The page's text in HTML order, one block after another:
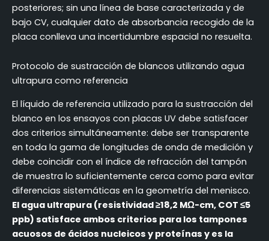
posteriores; sin una línea de base caracterizada y de
bajo CV, cualquier dato de absorbancia recogido de la
placa conlleva una incertidumbre espacial no resuelta.
Protocolo de sustracción de blancos utilizando agua
ultrapura como referencia
El líquido de referencia utilizado para la sustracción del
blanco en los ensayos con placas UV debe satisfacer
dos criterios simultáneamente: debe ser transparente
en toda la gama de longitudes de onda de medición y
debe coincidir con el índice de refracción del tampón
de muestra lo suficientemente cerca como para evitar
diferencias sistemáticas en la geometría del menisco.
El agua ultrapura (resistividad ≥18,2 MΩ-cm, COT ≤5
ppb) satisface ambos criterios para los tampones
acuosos de ácidos nucleicos y proteínas y es la